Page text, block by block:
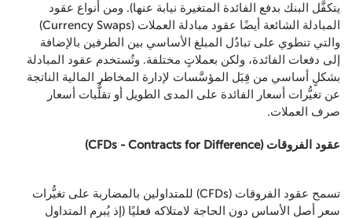
يتكفَّل البنك بدفع الفائدة المتغيرة نيابة عنها). ومن أنواع عقود
المبادلة الشائعة أيضًا عقود مبادلة العملات (Currency Swaps)
والتي تنطوي على تبادُل المبلغ الأساسي بين الطرفين بالإضافة
إلى دفعات الفائدة، ولكن بعملاتٍ مختلفة. وتُستخدم عقود المبادلة
بشكلٍ أساسي من قِبَل المؤسَّسات لإدارة المخاطر المالية الناتجة
عن تغيُّرات أسعار الفائدة على المدى الطويل أو تقلُّبات أسعار
صرف العملات.
عقود الفروقات (CFDs - Contracts for Difference)
تسمح عقود الفروقات (CFDs) للمتداولين بالمضاربة على تغيُّرات
سعر أصل الأساس دون الحاجة لامتلاكه فعليًا (إذ يُبرم المتداول